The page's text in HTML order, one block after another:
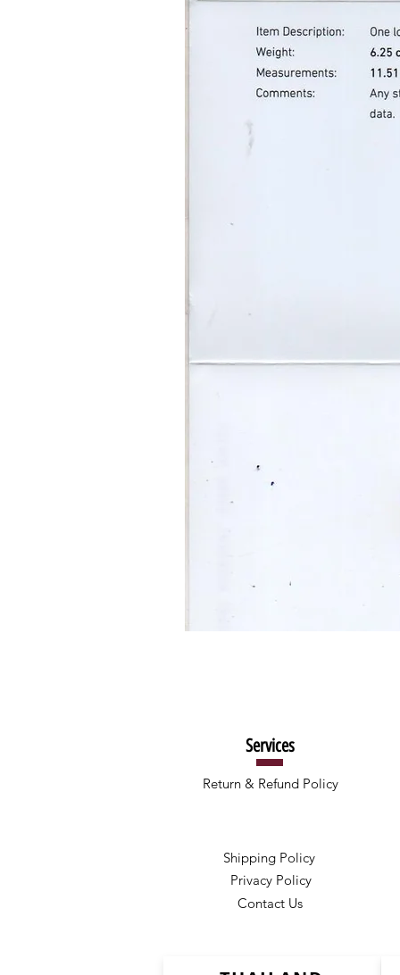
Services
Return & Refund Policy
Shipping Policy
Privacy Policy
Contact Us